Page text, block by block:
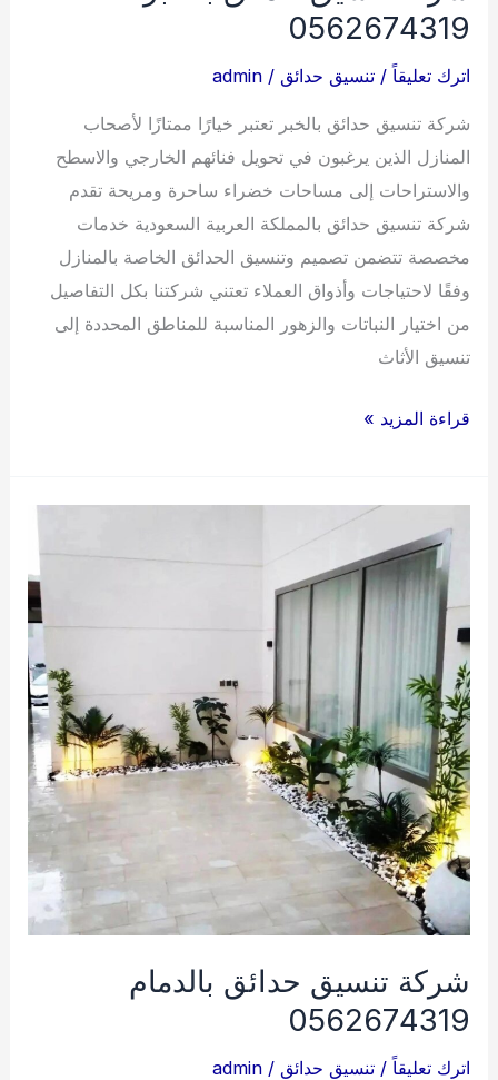
0562674319
اترك تعليقاً /تنسيق حدائق /
admin
شركة تنسيق حدائق بالخبر تعتبر خيارًا ممتازًا لأصحاب
المنازل الذين يرغبون في تحويل فنائهم الخارجي والاسطح
والاستراحات إلى مساحات خضراء ساحرة ومريحة تقدم
شركة تنسيق حدائق بالمملكة العربية السعودية خدمات
مخصصة تتضمن تصميم وتنسيق الحدائق الخاصة بالمنازل
وفقًا لاحتياجات وأذواق العملاء تعتني شركتنا بكل التفاصيل
من اختيار النباتات والزهور المناسبة للمناطق المحددة إلى
تنسيق الأثاث
شركة
0562674319
قراءة المزيد »
شركة تنسيق حدائق بالدمام
0562674319
اترك تعليقاً /تنسيق حدائق /
admin